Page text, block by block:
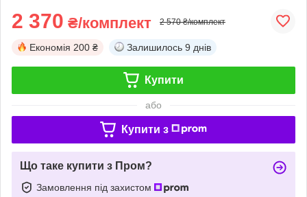
2 370 ₴/комплект 2 570 ₴/комплект
Економія 200 ₴ Залишилось 9 днів
Купити
або
Купити з
Що таке купити з Пром?
Замовлення під захистом